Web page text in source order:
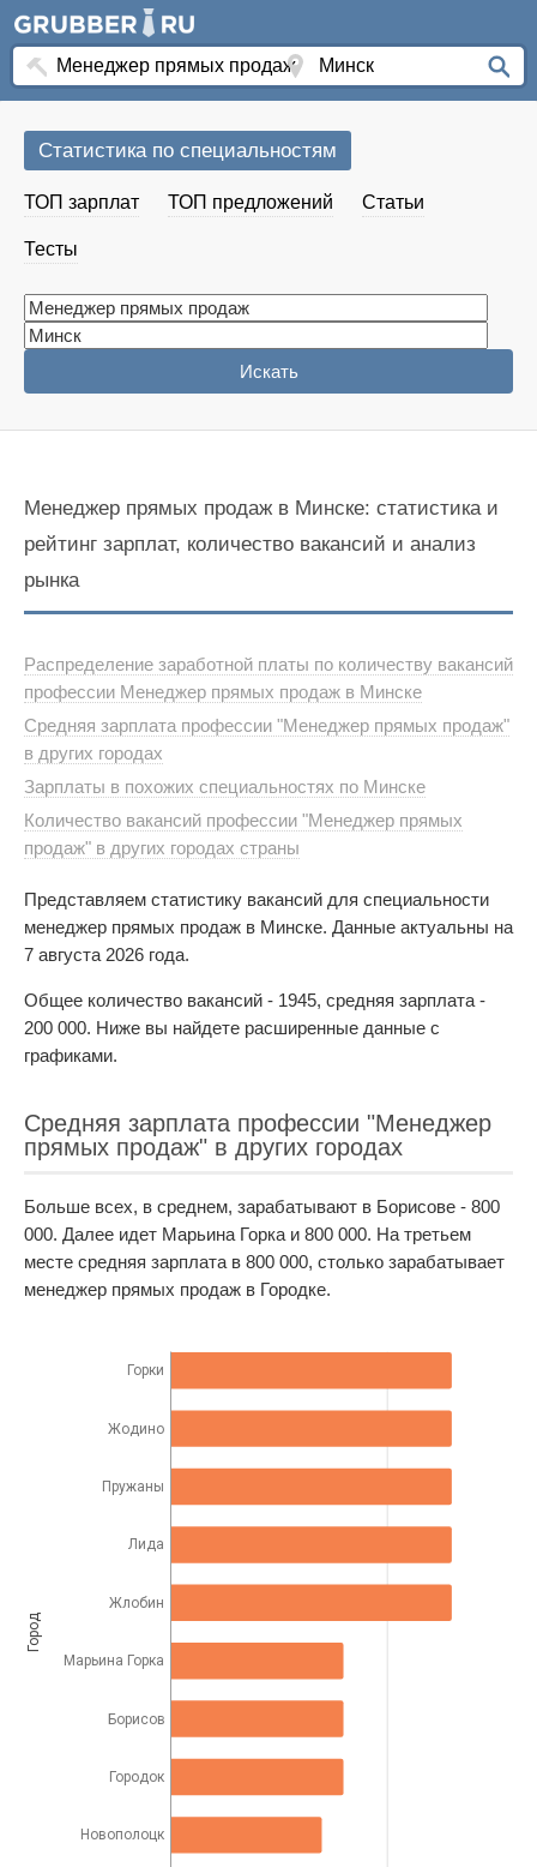
Статистика по специальностям
ТОП зарплат ТОП предложений Статьи
Тесты
Менеджер прямых продаж в Минске: статистика и
рейтинг зарплат, количество вакансий и анализ
рынка
Распределение заработной платы по количеству вакансий
профессии Менеджер прямых продаж в Минске
Средняя зарплата профессии "Менеджер прямых продаж"
в других городах
Зарплаты в похожих специальностях по Минске
Количество вакансий профессии "Менеджер прямых
продаж" в других городах страны
Представляем статистику вакансий для специальности
менеджер прямых продаж в Минске. Данные актуальны на
7 августа 2026 года.
Общее количество вакансий - 1945, средняя зарплата -
200 000. Ниже вы найдете расширенные данные с
графиками.
Средняя зарплата профессии "Менеджер
прямых продаж" в других городах
Больше всех, в среднем, зарабатывают в Борисове - 800
000. Далее идет Марьина Горка и 800 000. На третьем
месте средняя зарплата в 800 000, столько зарабатывает
менеджер прямых продаж в Городке.
Горки
Жодино
Пружаны
Лида
Жлобин
Марьина Горка
Борисов
Городок
Новополоцк
Город